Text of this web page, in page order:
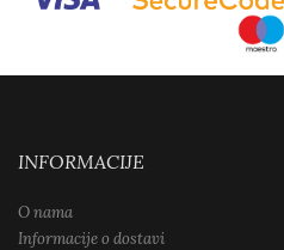
INFORMACIJE
O nama
Informacije o dostavi